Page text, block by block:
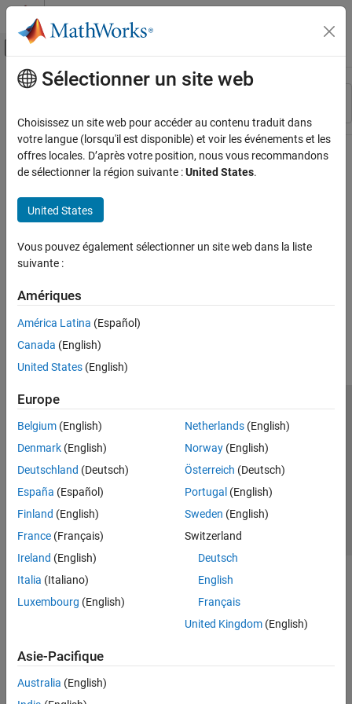
Passer au contenu
Activer/désactiver l'affichage du menu
Ressource
Contenu principal
Sélectionner un site web
Choisissez un site web pour accéder au contenu traduit dans
votre langue (lorsqu'il est disponible) et voir les événements et les
offres locales. D’après votre position, nous vous recommandons
de sélectionner la région suivante :United States.
United States
Vous pouvez également sélectionner un site web dans la liste
suivante :
Amériques
América Latina (Español)
Canada (English)
United States (English)
Europe
Belgium (English)
Denmark (English)
Deutschland (Deutsch)
España (Español)
Finland (English)
France (Français)
Ireland (English)
Italia (Italiano)
Luxembourg (English)
Netherlands(English)
Norway(English)
Österreich (Deutsch)
Portugal (English)
Sweden (English)
Switzerland
Deutsch
English
Français
United Kingdom(English)
Asie-Pacifique
Australia (English)
Lutte anti-piratage
Contacts locaux
© 1994-2026 The MathWorks, Inc.